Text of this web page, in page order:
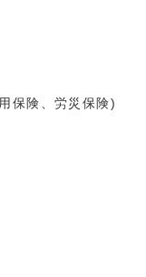
保険、労災保険)